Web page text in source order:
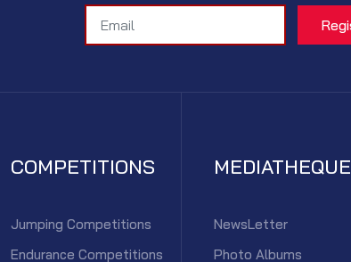
COMPETITIONS
Jumping Competitions
Endurance Competitions
MEDIATHEQUE
NewsLetter
Photo Albums